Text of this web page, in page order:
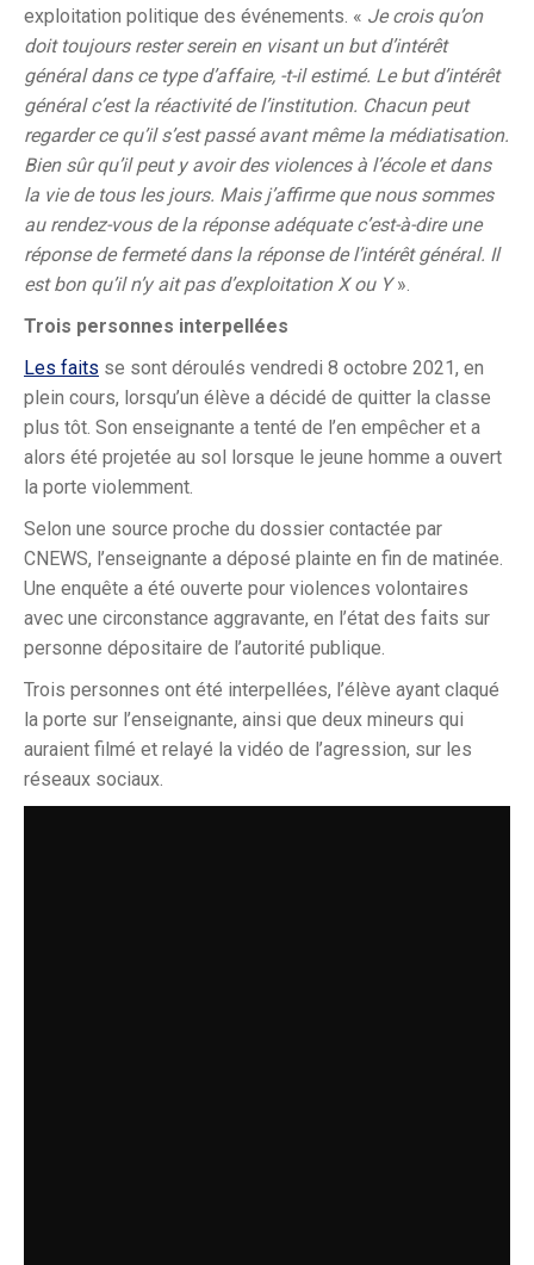
exploitation politique des événements. « Je crois qu’on
doit toujours rester serein en visant un but d’intérêt
général dans ce type d’affaire, -t-il estimé. Le but d’intérêt
général c’est la réactivité de l’institution. Chacun peut
regarder ce qu’il s’est passé avant même la médiatisation.
Bien sûr qu’il peut y avoir des violences à l’école et dans
la vie de tous les jours. Mais j’affirme que nous sommes
au rendez-vous de la réponse adéquate c’est-à-dire une
réponse de fermeté dans la réponse de l’intérêt général. Il
est bon qu’il n’y ait pas d’exploitation X ou Y».
Trois personnes interpellées
Les faits se sont déroulés vendredi 8 octobre 2021, en
plein cours, lorsqu’un élève a décidé de quitter la classe
plus tôt. Son enseignante a tenté de l’en empêcher et a
alors été projetée au sol lorsque le jeune homme a ouvert
la porte violemment.
Selon une source proche du dossier contactée par
CNEWS, l’enseignante a déposé plainte en fin de matinée.
Une enquête a été ouverte pour violences volontaires
avec une circonstance aggravante, en l’état des faits sur
personne dépositaire de l’autorité publique.
Trois personnes ont été interpellées, l’élève ayant claqué
la porte sur l’enseignante, ainsi que deux mineurs qui
auraient filmé et relayé la vidéo de l’agression, sur les
réseaux sociaux.